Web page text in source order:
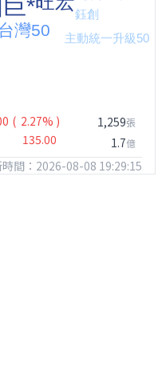
( 2.27% )
135.00
1,259張
1.7億
間：2026-08-08 19:29:15